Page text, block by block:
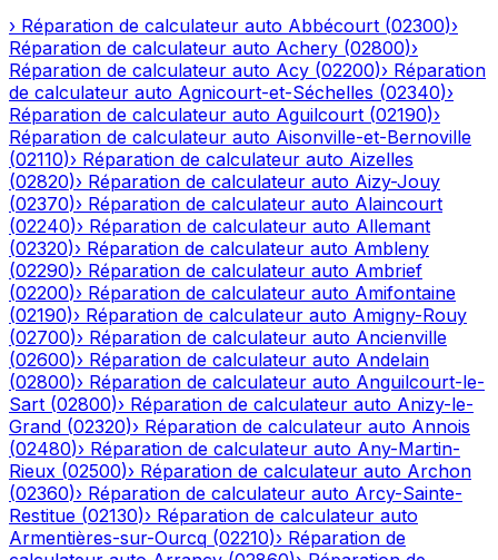
› Réparation de calculateur auto Abbécourt (02300)›
Réparation de calculateur auto Achery (02800)›
Réparation de calculateur auto Acy (02200)› Réparation
de calculateur auto Agnicourt-et-Séchelles (02340)›
Réparation de calculateur auto Aguilcourt (02190)›
Réparation de calculateur auto Aisonville-et-Bernoville
(02110)› Réparation de calculateur auto Aizelles
(02820)› Réparation de calculateur auto Aizy-Jouy
(02370)› Réparation de calculateur auto Alaincourt
(02240)› Réparation de calculateur auto Allemant
(02320)› Réparation de calculateur auto Ambleny
(02290)› Réparation de calculateur auto Ambrief
(02200)› Réparation de calculateur auto Amifontaine
(02190)› Réparation de calculateur auto Amigny-Rouy
(02700)› Réparation de calculateur auto Ancienville
(02600)› Réparation de calculateur auto Andelain
(02800)› Réparation de calculateur auto Anguilcourt-le-
Sart (02800)› Réparation de calculateur auto Anizy-le-
Grand (02320)› Réparation de calculateur auto Annois
(02480)› Réparation de calculateur auto Any-Martin-
Rieux (02500)› Réparation de calculateur auto Archon
(02360)› Réparation de calculateur auto Arcy-Sainte-
Restitue (02130)› Réparation de calculateur auto
Armentières-sur-Ourcq (02210)› Réparation de